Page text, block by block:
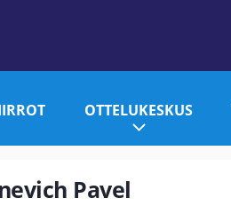
OTTELUKESKUS
Pavel